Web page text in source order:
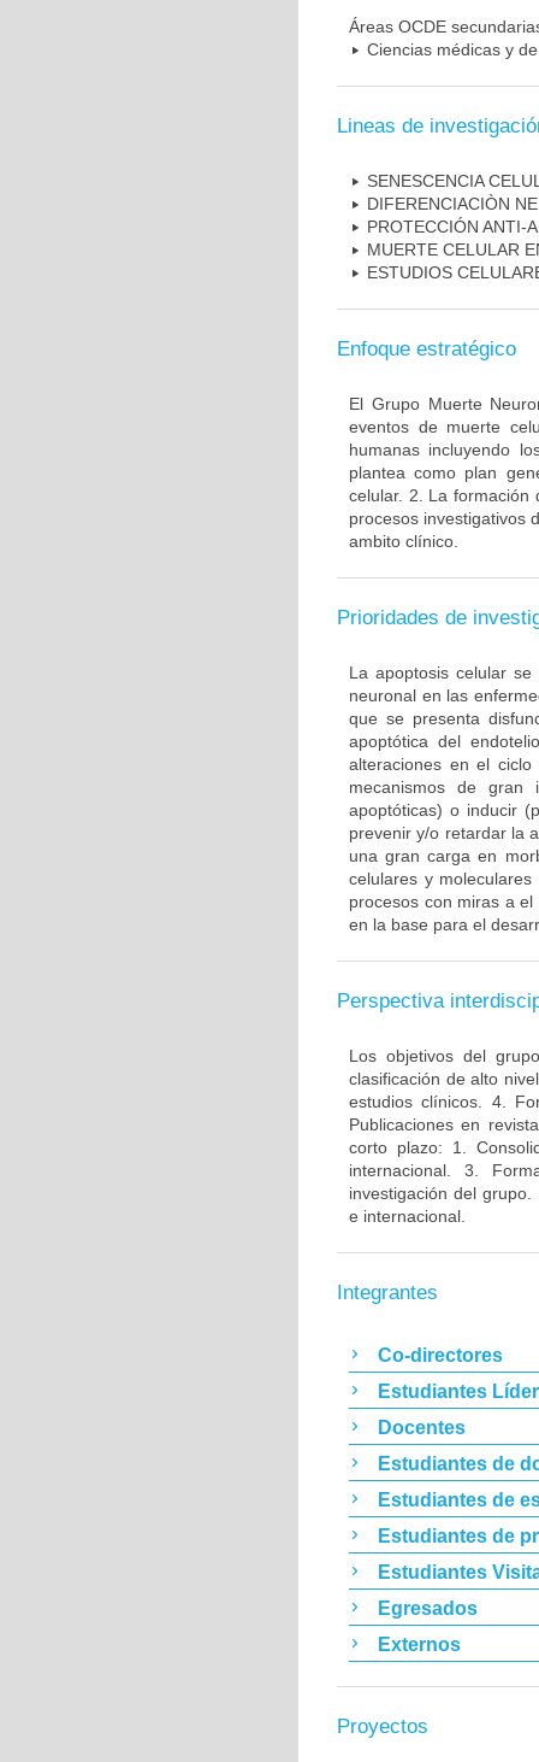
Áreas OCDE
Ciencias médicas y
Lineas de
SENESCENCIA
DIFERENCIACIÒN
PROTECCIÓN ANTI-
MUERTE CELULAR
ESTUDIOS
Enfoque estratégico
El Grupo Muerte
eventos de muerte
humanas incluyendo
plantea como plan
celular. 2. La formación
procesos investigativos
ambito clínico.
Prioridades de
La apoptosis celular
neuronal en las
que se presenta
apoptótica del
alteraciones en el
mecanismos de gran
apoptóticas) o inducir
prevenir y/o retardar la
una gran carga en
celulares y
procesos con miras a
en la base para el
Perspectiva
Los objetivos del
clasificación de alto
estudios clínicos. 4.
Publicaciones en
corto plazo: 1.
internacional. 3.
investigación del
e internacional.
Integrantes
Co-directores
Estudiantes
Docentes
Estudiantes de
Estudiantes de
Estudiantes de
Estudiantes
Egresados
Externos
Proyectos